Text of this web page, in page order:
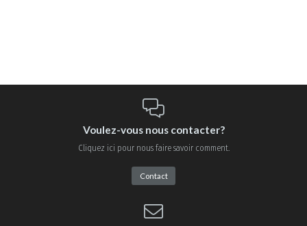
Voulez-vous nous contacter?
Cliquez ici pour nous faire savoir comment.
Contact